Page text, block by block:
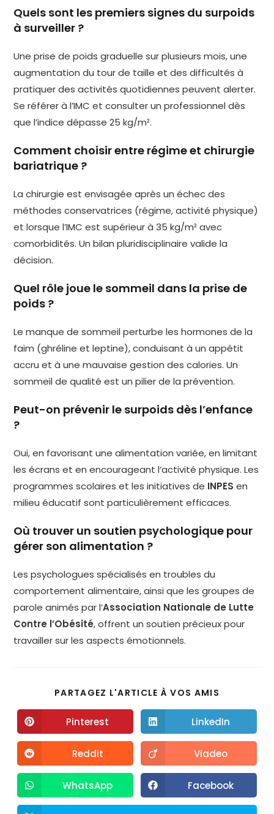
Quels sont les premiers signes du surpoids
à surveiller ?
Une prise de poids graduelle sur plusieurs mois, une
augmentation du tour de taille et des difficultés à
pratiquer des activités quotidiennes peuvent alerter.
Se référer à l’IMC et consulter un professionnel dès
que l’indice dépasse 25 kg/m².
Comment choisir entre régime et chirurgie
bariatrique ?
La chirurgie est envisagée après un échec des
méthodes conservatrices (régime, activité physique)
et lorsque l’IMC est supérieur à 35 kg/m² avec
comorbidités. Un bilan pluridisciplinaire valide la
décision.
Quel rôle joue le sommeil dans la prise de
poids ?
Le manque de sommeil perturbe les hormones de la
faim (ghréline et leptine), conduisant à un appétit
accru et à une mauvaise gestion des calories. Un
sommeil de qualité est un pilier de la prévention.
Peut-on prévenir le surpoids dès l’enfance
?
Oui, en favorisant une alimentation variée, en limitant
les écrans et en encourageant l’activité physique. Les
programmes scolaires et les initiatives de INPES en
milieu éducatif sont particulièrement efficaces.
Où trouver un soutien psychologique pour
gérer son alimentation ?
Les psychologues spécialisés en troubles du
comportement alimentaire, ainsi que les groupes de
parole animés par l’Association Nationale de Lutte
Contre l’Obésité, offrent un soutien précieux pour
travailler sur les aspects émotionnels.
PARTAGEZ L'ARTICLE À VOS AMIS
Pinterest LinkedIn
Reddit Viadeo
WhatsApp Facebook